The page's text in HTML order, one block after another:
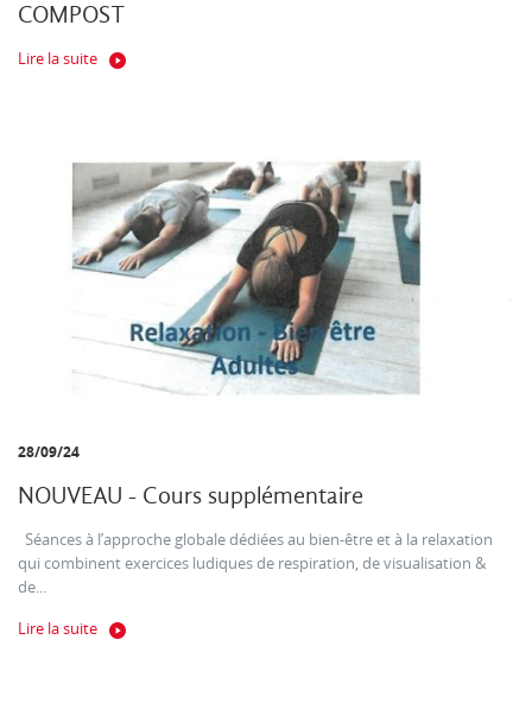
COMPOST
Lire la suite
28/09/24
NOUVEAU - Cours supplémentaire
Séances à l’approche globale dédiées au bien-être et à la relaxation
qui combinent exercices ludiques de respiration, de visualisation &
de...
Lire la suite